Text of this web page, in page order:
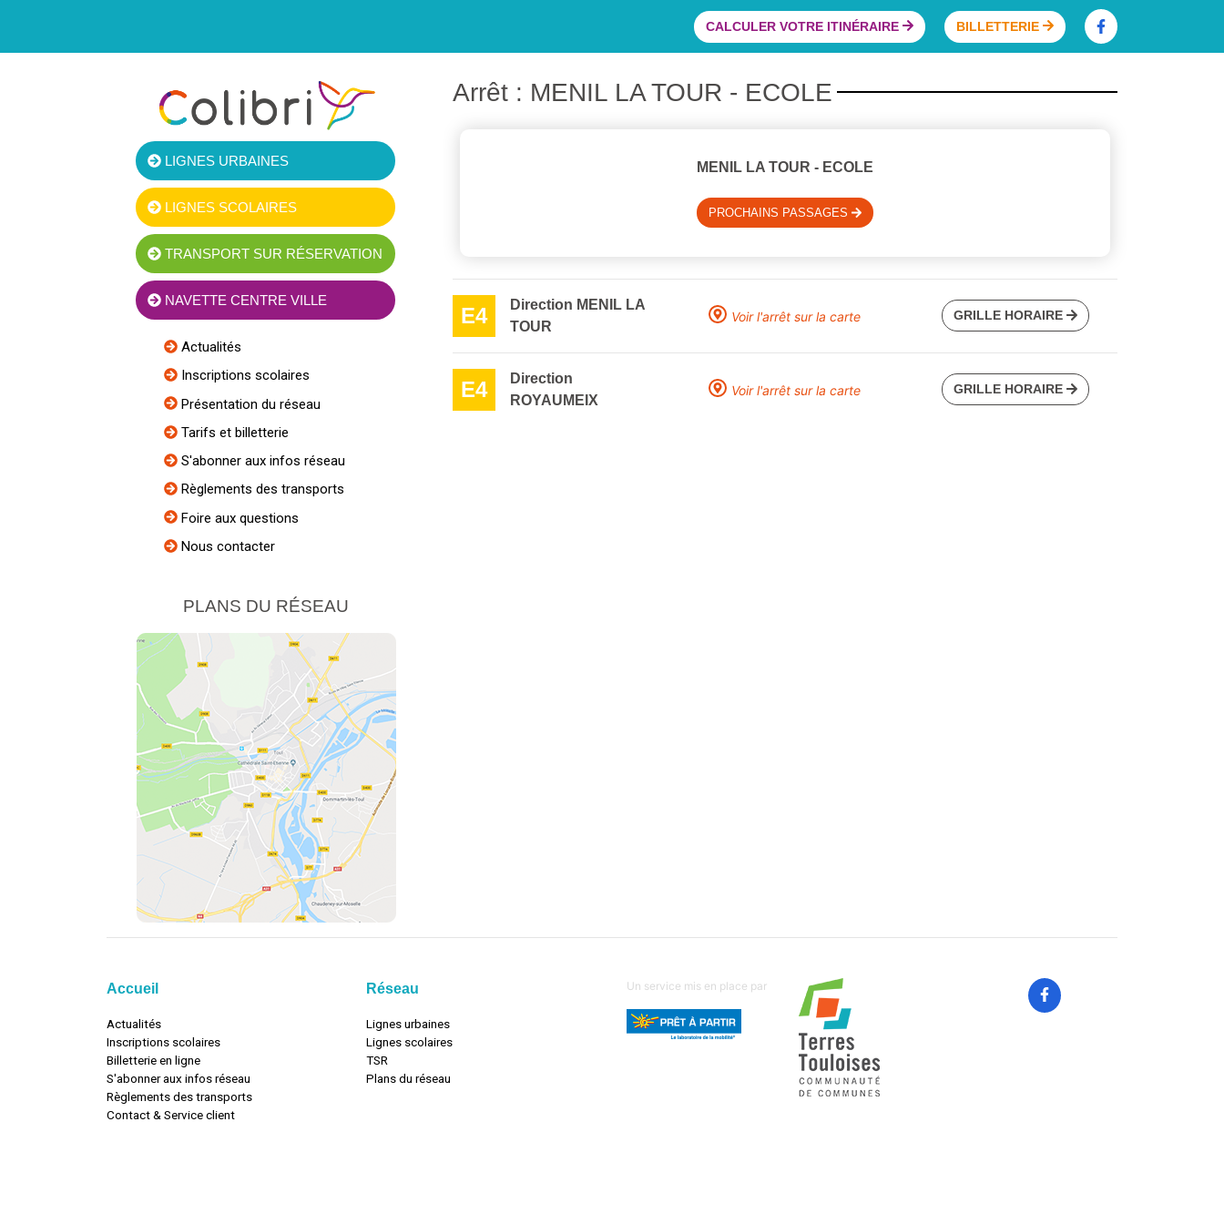
CALCULER VOTRE ITINÉRAIRE BILLETTERIE
LIGNES URBAINES
LIGNES SCOLAIRES
TRANSPORT SUR RÉSERVATION
NAVETTE CENTRE VILLE
Actualités
Inscriptions scolaires
Présentation du réseau
Tarifs et billetterie
S'abonner aux infos réseau
Règlements des transports
Foire aux questions
Nous contacter
PLANS DU RÉSEAU
Arrêt : MENIL LA TOUR - ECOLE
MENIL LA TOUR - ECOLE
PROCHAINS PASSAGES
E4
Direction MENIL LA
TOUR
Voir l'arrêt sur la carte GRILLE HORAIRE
E4
Direction
ROYAUMEIX
Voir l'arrêt sur la carte GRILLE HORAIRE
Accueil
Actualités
Inscriptions scolaires
Billetterie en ligne
S'abonner aux infos réseau
Règlements des transports
Contact & Service client
Réseau
Lignes urbaines
Lignes scolaires
TSR
Plans du réseau
Un service mis en place par